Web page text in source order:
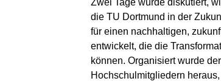
die TU Dortmund in der
für einen nachhaltigen,
ent­wickelt, die die
kön­nen. Organisiert wurde
Hochschulmitgliedern